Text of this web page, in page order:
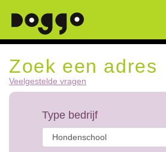
Zoek een adres
Veelgestelde vragen
Type bedrijf